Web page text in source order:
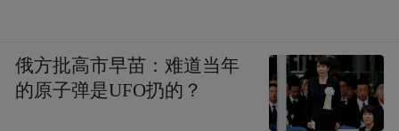
俄方批高市早苗：难道当年
的原子弹是UFO扔的？